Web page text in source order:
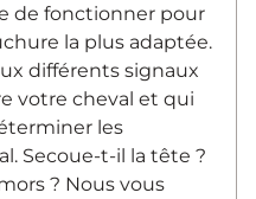
de fonctionner pour
la plus adaptée.
différents signaux
votre cheval et qui
les
Secoue-t-il la tête ?
? Nous vous